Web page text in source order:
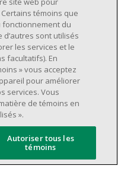
(quarts de
de semaine).
son
en matière de
bon esprit
tâches à la
témoins que
du
sont utilisés
les services et le
facultatifs). En
» vous acceptez
pour améliorer
services. Vous
de témoins en
».
Autoriser tous les
témoins